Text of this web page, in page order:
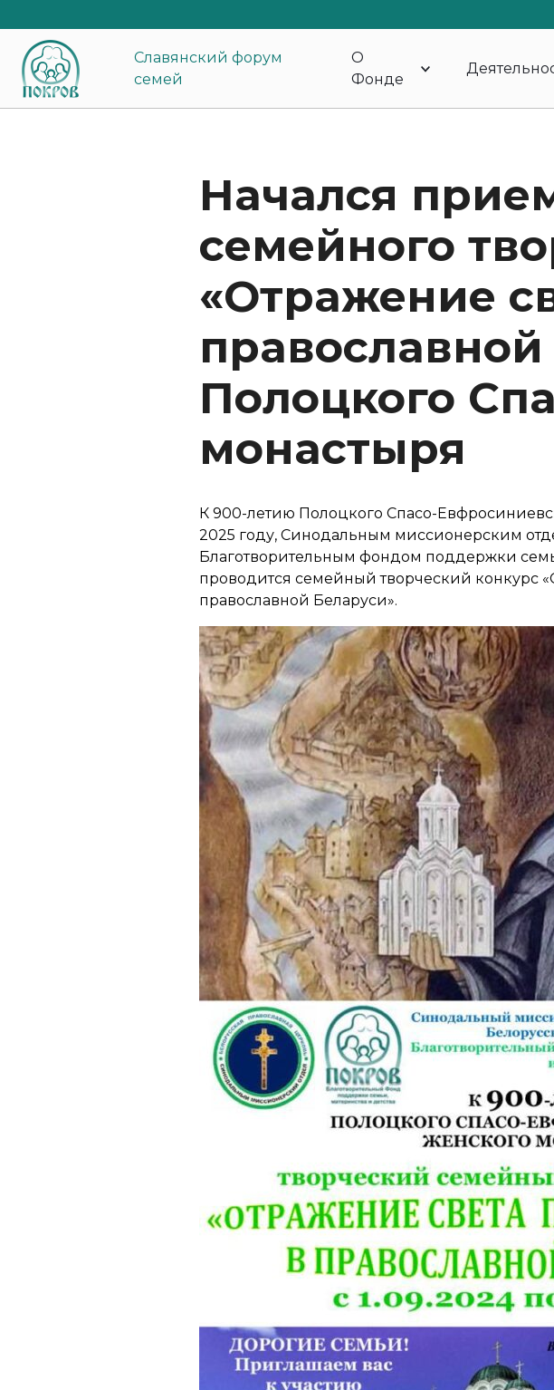
Славянский форум
семей
О
Фонде
Начался
семейного
«Отражение
Полоцкого
монастыря
К 900-летию Полоцкого Спасо-
2025 году, Синодальным миссионерским
Благотворительным фондом поддержки
проводится семейный творческий конкурс
православной Беларуси».